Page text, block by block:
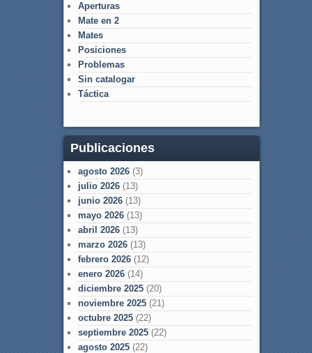
Aperturas
Mate en 2
Mates
Posiciones
Problemas
Sin catalogar
Táctica
Publicaciones
agosto 2026(3)
julio 2026(13)
junio 2026(13)
mayo 2026(13)
abril 2026(13)
marzo 2026(13)
febrero 2026(12)
enero 2026(14)
diciembre 2025(20)
noviembre 2025(21)
octubre 2025(22)
septiembre 2025(22)
agosto 2025(22)